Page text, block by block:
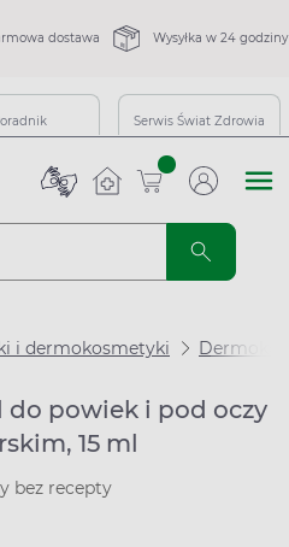
dostawa Wysyłka w 24 godziny
Serwis Świat Zdrowia
sztuk
i dermokosmetyki
do powiek i pod oczy
15 ml
bez recepty